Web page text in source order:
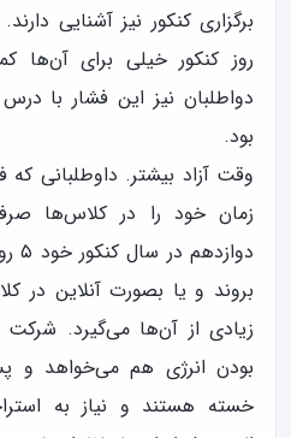
برگزاری کنکور نیز آشنایی
روز کنکور خیلی برای آن‌ها
دواطلبان نیز این فشار با
بود.
وقت آزاد بیشتر. داوطلبانی
زمان خود را در کلاس‌ها
بروند و یا بصورت آنلاین در
زیادی از آن‌ها می‌گیرد. شرکت
بودن انرژی هم می‌خواهد و
خسته هستند و نیاز به